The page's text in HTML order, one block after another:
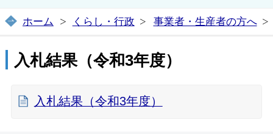
ホーム くらし・行政 事業者・生産者の方へ
入札結果（令和3年度）
入札結果（令和3年度）